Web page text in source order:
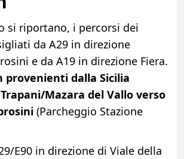
si riportano, i percorsi dei
da A29 in direzione
e da A19 in direzione Fiera.
provenienti dalla Sicilia
Mazara del Vallo verso
(Parcheggio Stazione
E90 in direzione di Viale della